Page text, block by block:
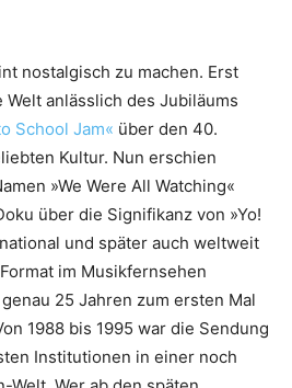
nostalgisch zu machen. Erst
anlässlich des Jubiläums
School Jam« über den 40.
Kultur. Nun erschien
»We Were All Watching«
über die Signifikanz von »Yo!
und später auch weltweit
im Musikfernsehen
25 Jahren zum ersten Mal
1988 bis 1995 war die Sendung
Institutionen in einer noch